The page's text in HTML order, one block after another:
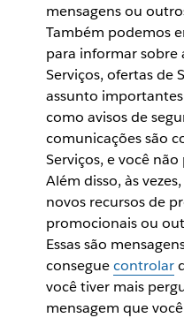
mensagens ou
Também podemos
para informar sobre
Serviços, ofertas de
assunto
como avisos de
comunicações são
Serviços, e você
Além disso, às
novos recursos de
promocionais ou
Essas são
conseguecontrolar
você tiver mais
mensagem que